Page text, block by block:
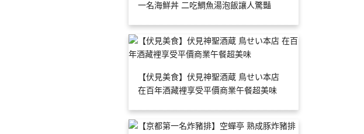
一名海鮮丼 二吃鯛魚湯泡飯讓人驚豔
【伏見美食】伏見神聖酒蔵 鳥せい本店
在百年酒藏裡享受平價商業午餐超美味